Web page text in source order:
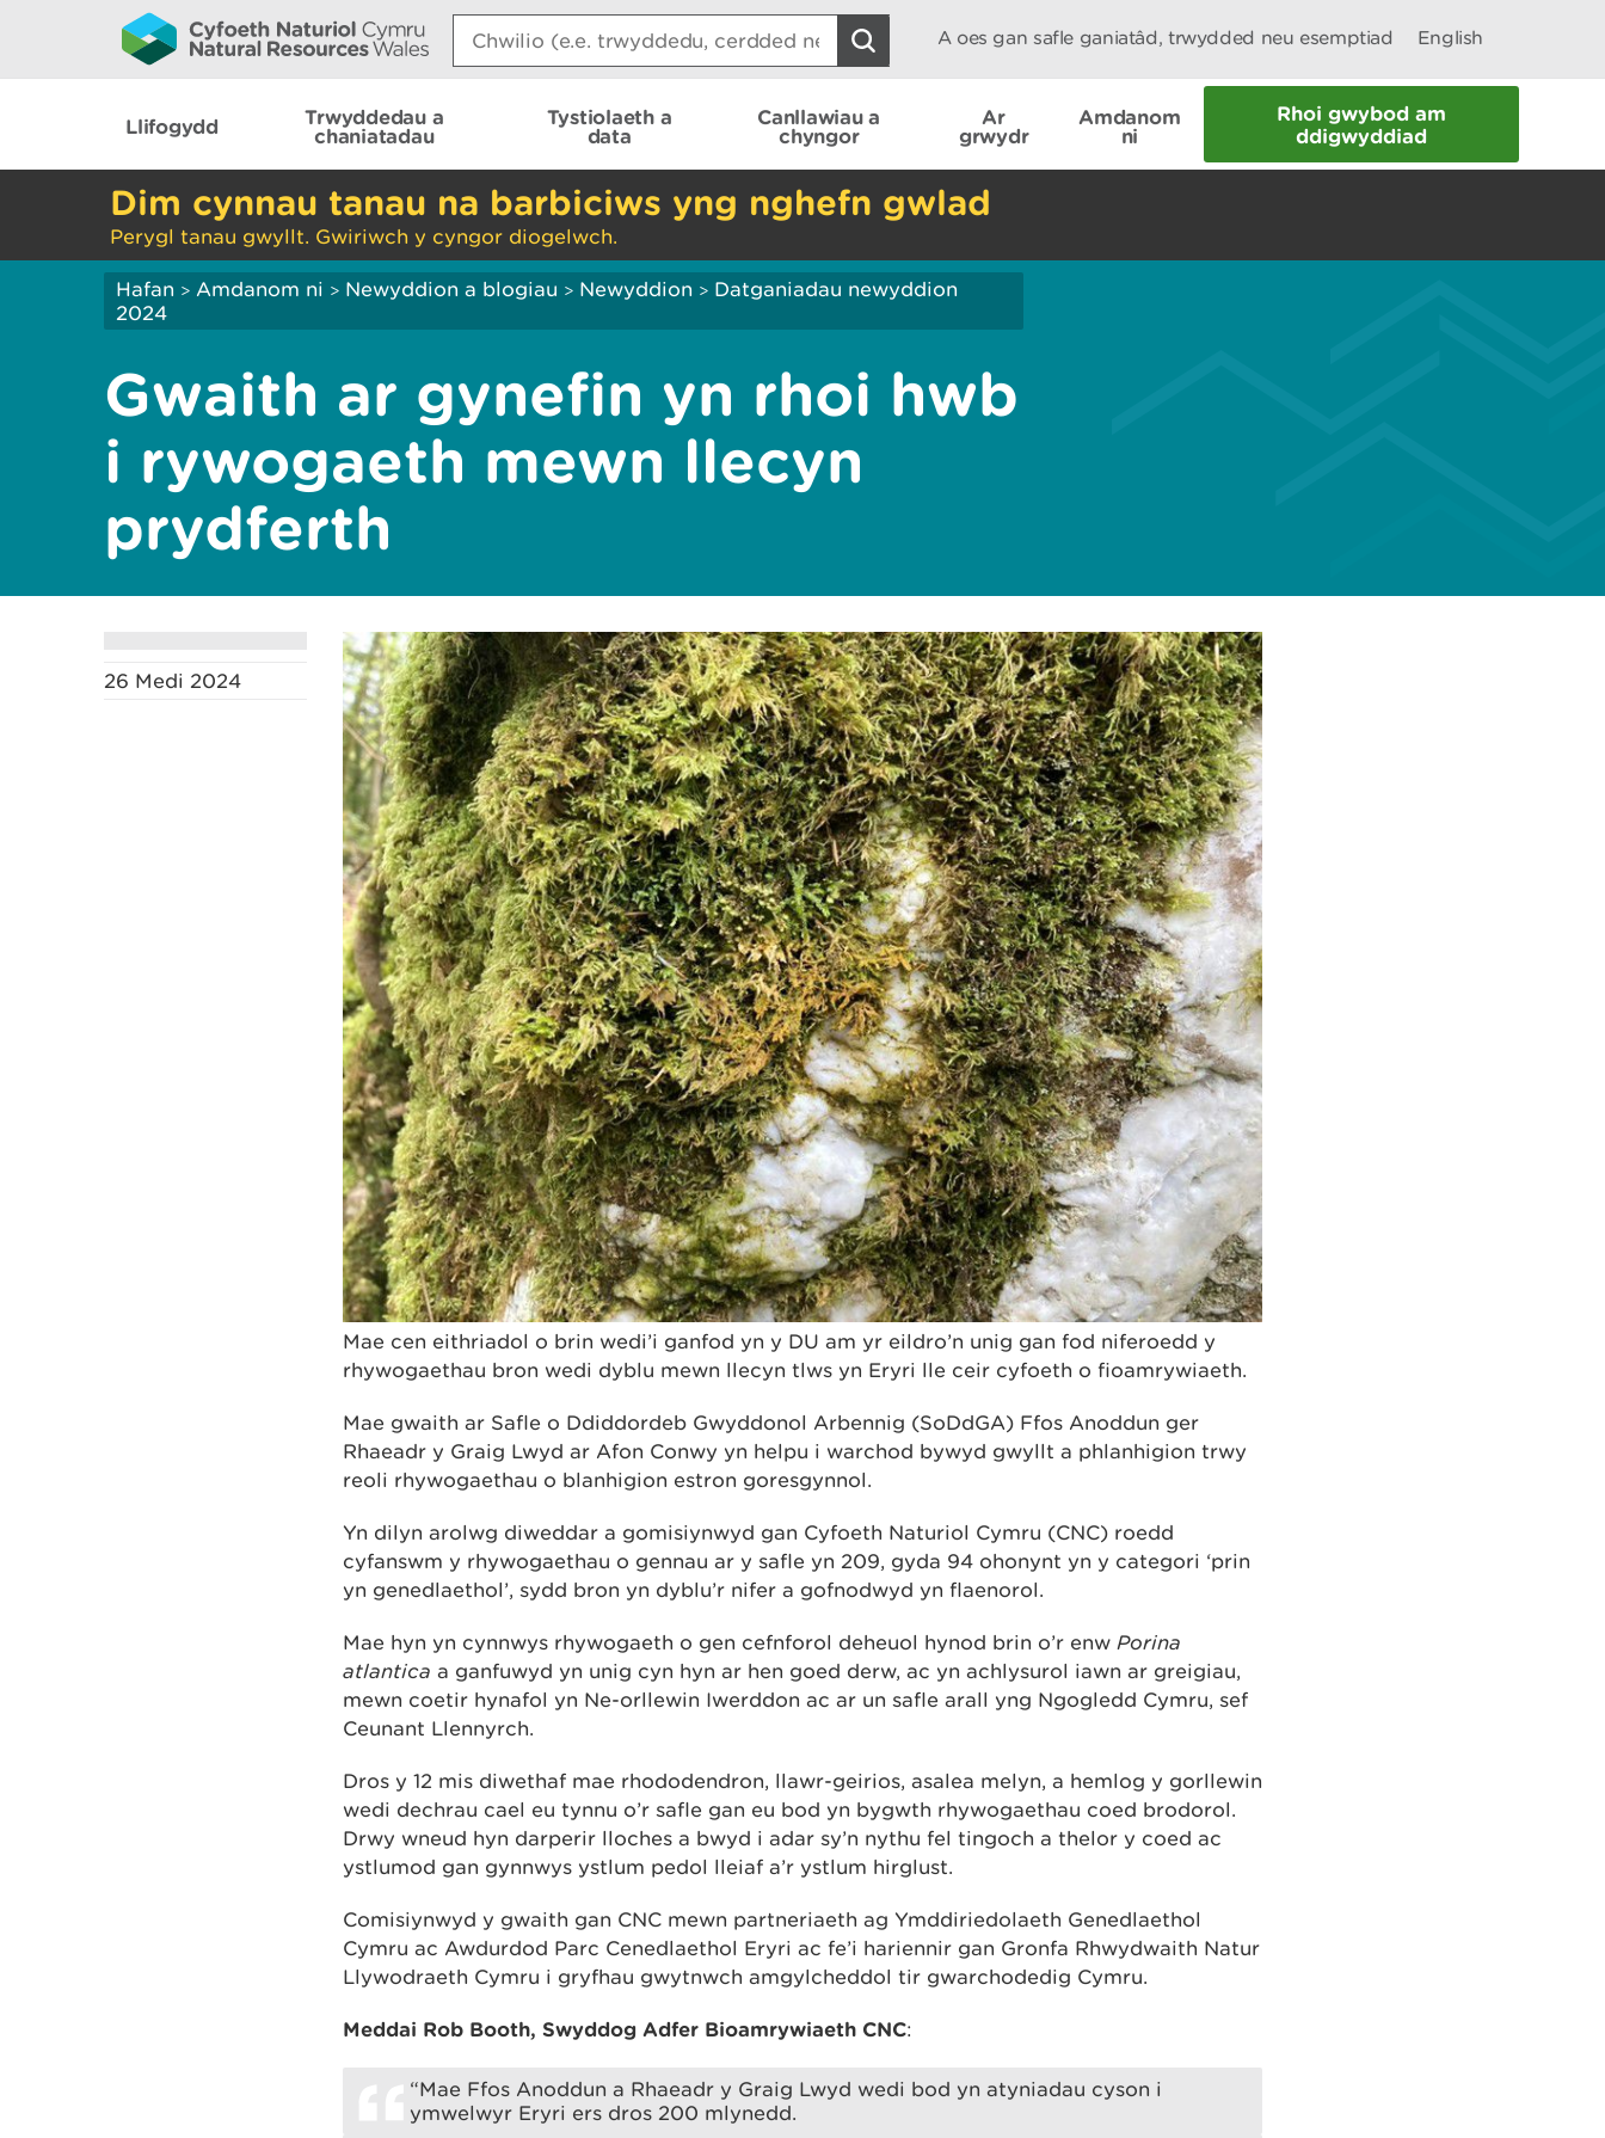
Search:
A oes gan safle ganiatâd, trwydded neu esemptiad English
Llifogydd
Trwyddedau a
chaniatadau
Tystiolaeth a
data
Canllawiau a
chyngor
Ar
grwydr
Amdanom
ni
Rhoi gwybod am
ddigwyddiad
Dim cynnau tanau na barbiciws yng nghefn gwlad
Perygl tanau gwyllt. Gwiriwch y cyngor diogelwch.
Hafan > Amdanom ni > Newyddion a blogiau > Newyddion > Datganiadau newyddion
2024
Gwaith ar gynefin yn rhoi hwb
i rywogaeth mewn llecyn
prydferth
26 Medi 2024
Mae cen eithriadol o brin wedi’i ganfod yn y DU am yr eildro’n unig gan fod niferoedd y
rhywogaethau bron wedi dyblu mewn llecyn tlws yn Eryri lle ceir cyfoeth o fioamrywiaeth.
Mae gwaith ar Safle o Ddiddordeb Gwyddonol Arbennig (SoDdGA) Ffos Anoddun ger
Rhaeadr y Graig Lwyd ar Afon Conwy yn helpu i warchod bywyd gwyllt a phlanhigion trwy
reoli rhywogaethau o blanhigion estron goresgynnol.
Yn dilyn arolwg diweddar a gomisiynwyd gan Cyfoeth Naturiol Cymru (CNC) roedd
cyfanswm y rhywogaethau o gennau ar y safle yn 209, gyda 94 ohonynt yn y categori ‘prin
yn genedlaethol’, sydd bron yn dyblu’r nifer a gofnodwyd yn flaenorol.
Mae hyn yn cynnwys rhywogaeth o gen cefnforol deheuol hynod brin o’r enw Porina
atlantica a ganfuwyd yn unig cyn hyn ar hen goed derw, ac yn achlysurol iawn ar greigiau,
mewn coetir hynafol yn Ne-orllewin Iwerddon ac ar un safle arall yng Ngogledd Cymru, sef
Ceunant Llennyrch.
Dros y 12 mis diwethaf mae rhododendron, llawr-geirios, asalea melyn, a hemlog y gorllewin
wedi dechrau cael eu tynnu o’r safle gan eu bod yn bygwth rhywogaethau coed brodorol.
Drwy wneud hyn darperir lloches a bwyd i adar sy’n nythu fel tingoch a thelor y coed ac
ystlumod gan gynnwys ystlum pedol lleiaf a’r ystlum hirglust.
Comisiynwyd y gwaith gan CNC mewn partneriaeth ag Ymddiriedolaeth Genedlaethol
Cymru ac Awdurdod Parc Cenedlaethol Eryri ac fe’i hariennir gan Gronfa Rhwydwaith Natur
Llywodraeth Cymru i gryfhau gwytnwch amgylcheddol tir gwarchodedig Cymru.
Meddai Rob Booth, Swyddog Adfer Bioamrywiaeth CNC:
“Mae Ffos Anoddun a Rhaeadr y Graig Lwyd wedi bod yn atyniadau cyson i
ymwelwyr Eryri ers dros 200 mlynedd.